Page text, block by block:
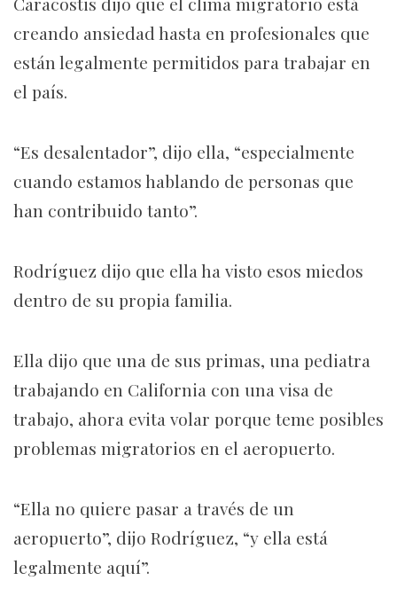
creando ansiedad hasta en profesionales que
están legalmente permitidos para trabajar en
el país.
“Es desalentador”, dijo ella, “especialmente
cuando estamos hablando de personas que
han contribuido tanto”.
Rodríguez dijo que ella ha visto esos miedos
dentro de su propia familia.
Ella dijo que una de sus primas, una pediatra
trabajando en California con una visa de
trabajo, ahora evita volar porque teme posibles
problemas migratorios en el aeropuerto.
“Ella no quiere pasar a través de un
aeropuerto”, dijo Rodríguez, “y ella está
legalmente aquí”.